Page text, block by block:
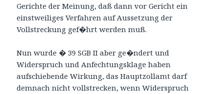
Gerichte der Meinung, daß dann vor Gericht ein
einstweiliges Verfahren auf Aussetzung der
Vollstreckung gef�hrt werden muß.
Nun wurde � 39 SGB II aber ge�ndert und
Widerspruch und Anfechtungsklage haben
aufschiebende Wirkung, das Hauptzollamt darf
demnach nicht vollstrecken, wenn Widerspruch